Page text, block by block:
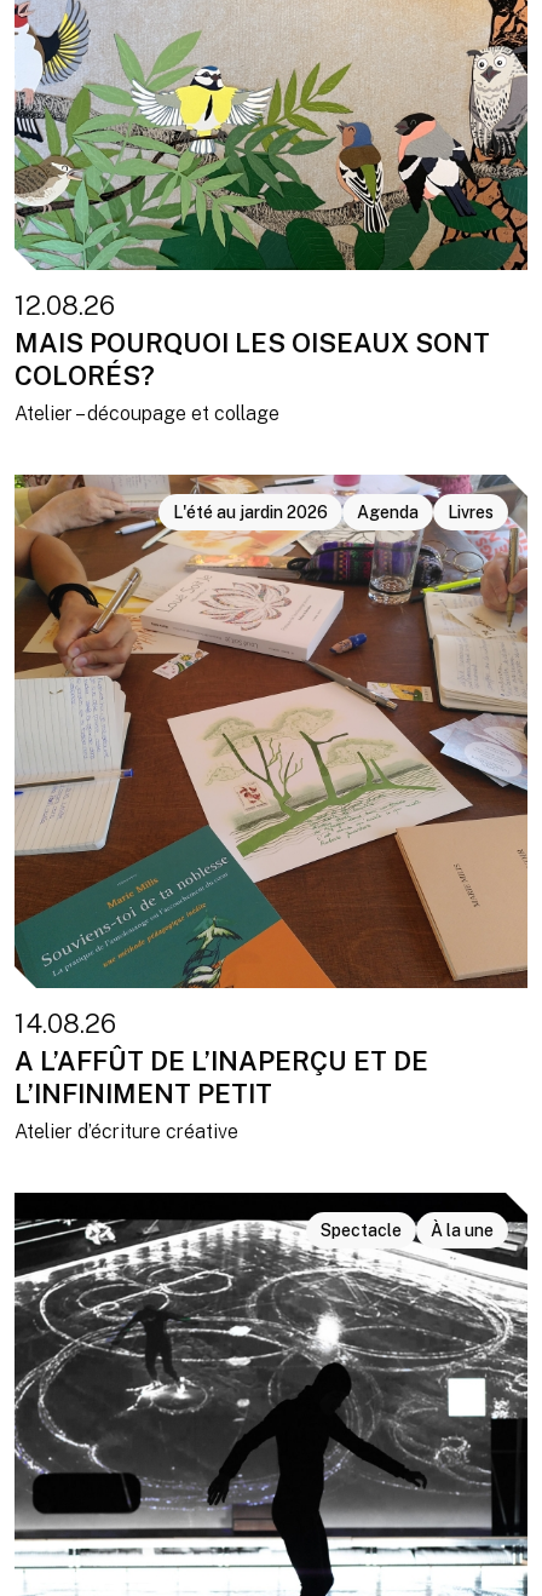
12.08.26
MAIS POURQUOI LES OISEAUX SONT
COLORÉS?
Atelier – découpage et collage
L'été au jardin 2026 Agenda Livres
14.08.26
A L’AFFÛT DE L’INAPERÇU ET DE
L’INFINIMENT PETIT
Atelier d’écriture créative
Spectacle À la une